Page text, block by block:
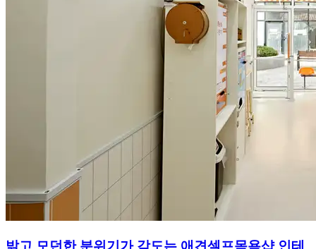
밝고 모던한 분위기가 감도는 애견셀프목욕샵 인테